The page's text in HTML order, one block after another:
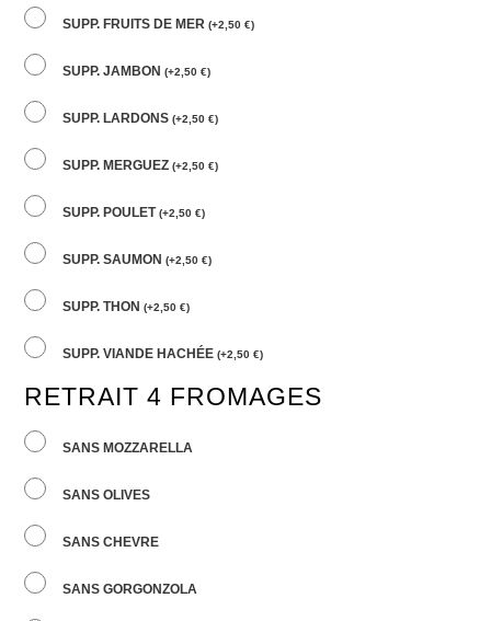
SUPP. FRUITS DE MER(+2,50€)
SUPP. JAMBON(+2,50€)
SUPP. LARDONS(+2,50€)
SUPP. MERGUEZ(+2,50€)
SUPP. POULET(+2,50€)
SUPP. SAUMON(+2,50€)
SUPP. THON(+2,50€)
SUPP. VIANDE HACHÉE(+2,50€)
RETRAIT 4 FROMAGES
SANS MOZZARELLA
SANS OLIVES
SANS CHEVRE
SANS GORGONZOLA